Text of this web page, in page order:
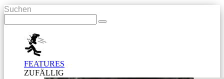
Suchen
FEATURES
ZUFÄLLIG